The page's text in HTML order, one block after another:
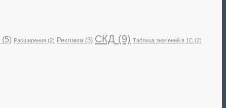
(5) Расширения (2) Реклама (3) СКД (9) Таблица значений в 1С (2)